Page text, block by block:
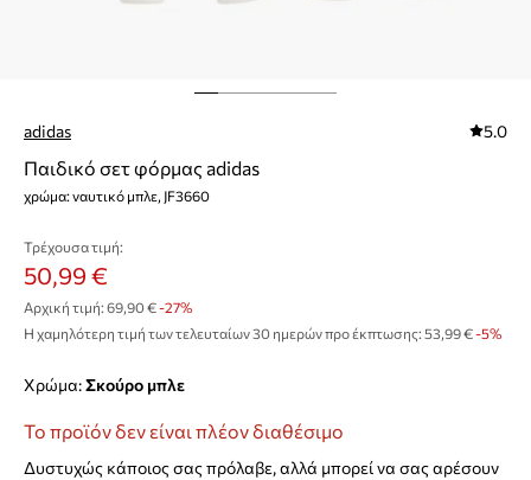
adidas 5.0
Παιδικό σετ φόρμας adidas
χρώμα: ναυτικό μπλε, JF3660
Τρέχουσα τιμή:
50,99 €
Αρχική τιμή: 69,90 €-27%
Η χαμηλότερη τιμή των τελευταίων 30 ημερών προ έκπτωσης: 53,99 € -5%
Χρώμα: σκούρο μπλε
Το προϊόν δεν είναι πλέον διαθέσιμο
Δυστυχώς κάποιος σας πρόλαβε, αλλά μπορεί να σας αρέσουν